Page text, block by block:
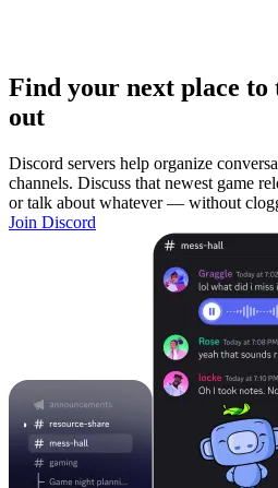
Find your next place
out
Discord servers help organize
channels. Discuss that newest game
or talk about whatever — without
Join Discord